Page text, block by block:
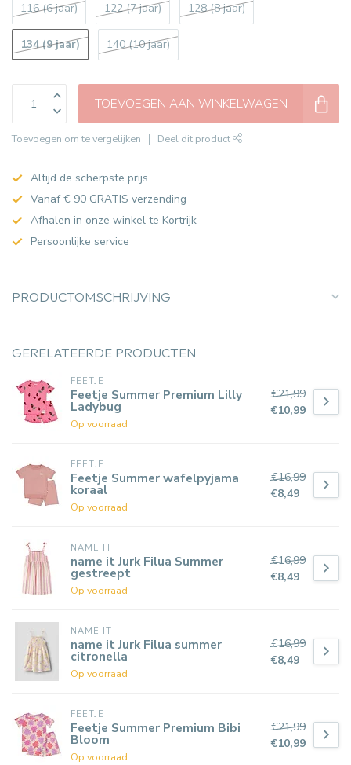
116 (6 jaar) 122 (7 jaar) 128 (8 jaar)
134 (9 jaar) 140 (10 jaar)
TOEVOEGEN AAN WINKELWAGEN
Toevoegen om te vergelijken Deel dit product
Altijd de scherpste prijs
Vanaf € 90 GRATIS verzending
Afhalen in onze winkel te Kortrijk
Persoonlijke service
PRODUCTOMSCHRIJVING
GERELATEERDE PRODUCTEN
FEETJE
Feetje Summer Premium Lilly
Ladybug
Op voorraad
€21,99
€10,99
FEETJE
Feetje Summer wafelpyjama
koraal
Op voorraad
€16,99
€8,49
NAME IT
name it Jurk Filua Summer
gestreept
Op voorraad
€16,99
€8,49
NAME IT
name it Jurk Filua summer
citronella
Op voorraad
€16,99
€8,49
FEETJE
Feetje Summer Premium Bibi
Bloom
Op voorraad
€21,99
€10,99